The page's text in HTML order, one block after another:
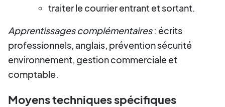
traiter le courrier entrant et sortant.
Apprentissages complémentaires: écrits
professionnels, anglais, prévention sécurité
environnement, gestion commerciale et
comptable.
Moyens techniques spécifiques